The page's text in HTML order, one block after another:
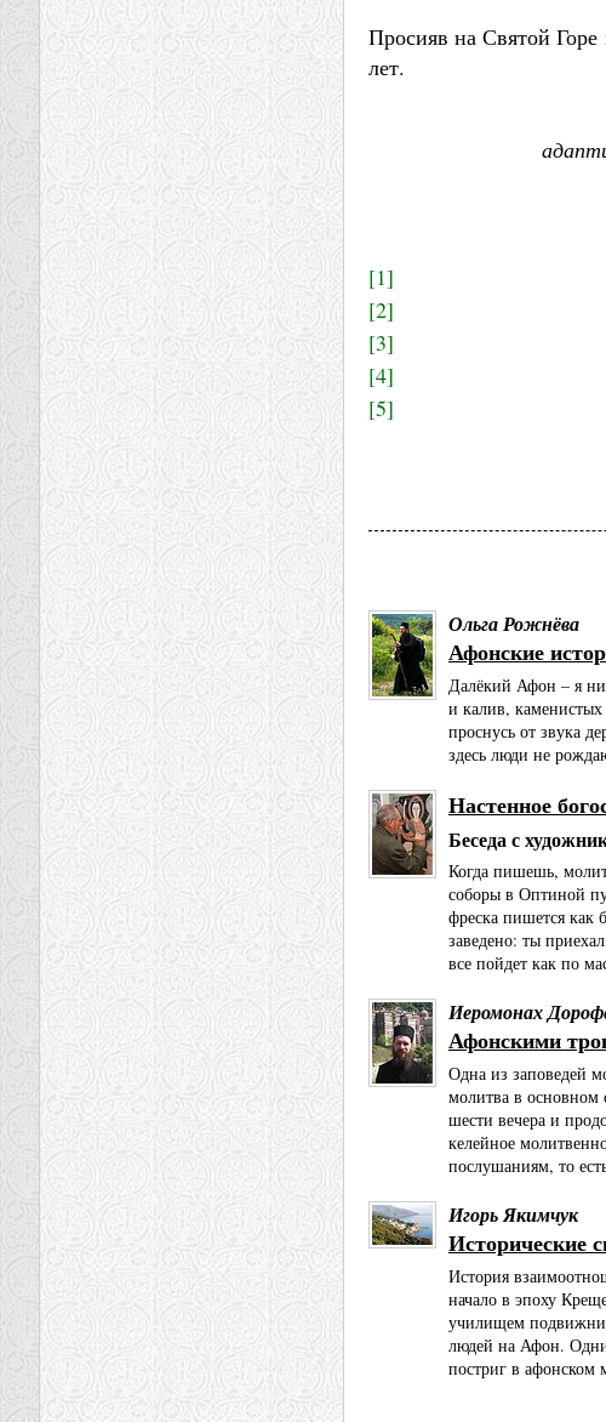
Просияв на Святой Горе
лет.
[1]
[2]
[3]
[4]
[5]
Ольга Рожнёва
Афонские
Далёкий Афон – я
и калив,
проснусь от звука
здесь люди не
Настенное
Беседа с
Когда пишешь,
соборы в Оптиной
фреска пишется как
заведено: ты
все пойдет как по
Иеромонах
Афонскими
Одна из заповедей
молитва в основном
шести вечера и
келейное
послушаниям, то
Игорь Якимчук
Исторические
История
начало в эпоху
училищем
людей на Афон.
постриг в